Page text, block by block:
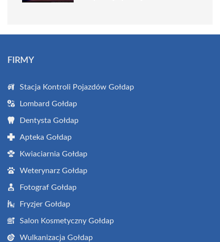
FIRMY
Stacja Kontroli Pojazdów Gołdap
Lombard Gołdap
Dentysta Gołdap
Apteka Gołdap
Kwiaciarnia Gołdap
Weterynarz Gołdap
Fotograf Gołdap
Fryzjer Gołdap
Salon Kosmetyczny Gołdap
Wulkanizacja Gołdap